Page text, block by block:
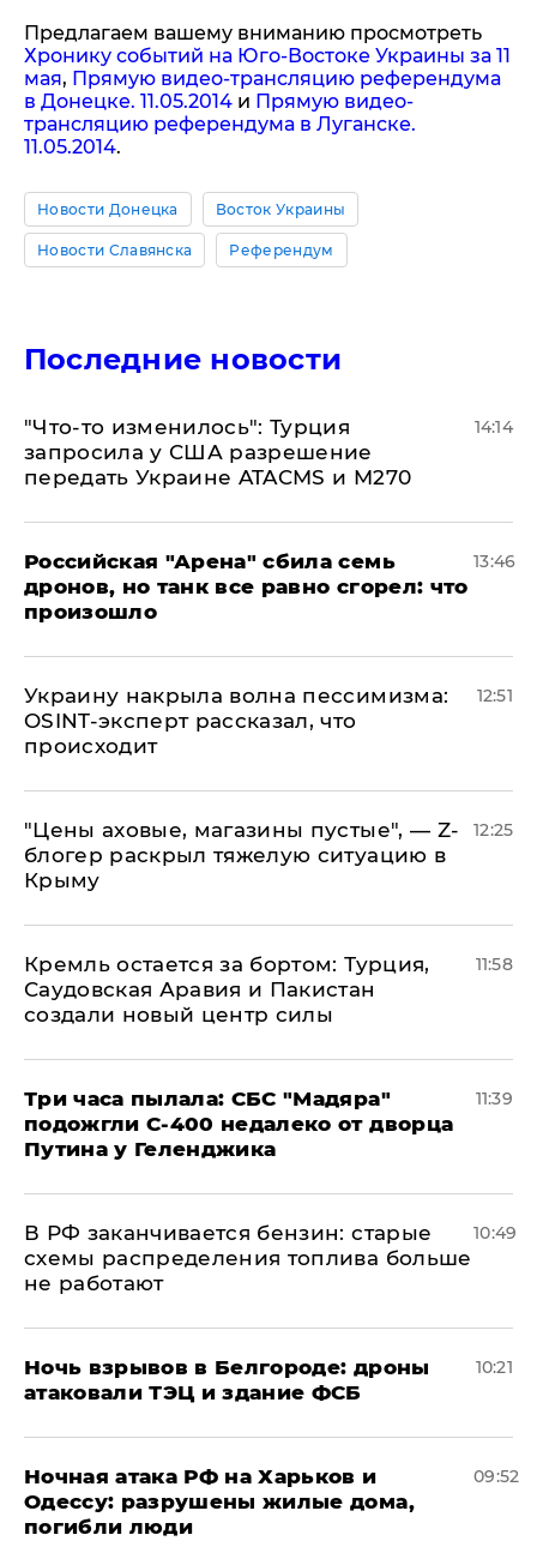
Предлагаем вашему вниманию просмотреть
Хронику событий на Юго-Востоке Украины за 11
мая, Прямую видео-трансляцию референдума
в Донецке. 11.05.2014 и Прямую видео-
трансляцию референдума в Луганске.
11.05.2014.
Новости Донецка Восток Украины
Новости Славянска Референдум
Последние новости
​"Что-то изменилось": Турция
запросила у США разрешение
передать Украине ATACMS и M270
14:14
​Российская "Арена" сбила семь
дронов, но танк все равно сгорел: что
произошло
13:46
​Украину накрыла волна пессимизма:
OSINT-эксперт рассказал, что
происходит
12:51
​"Цены аховые, магазины пустые", — Z-
блогер раскрыл тяжелую ситуацию в
Крыму
12:25
​Кремль остается за бортом: Турция,
Саудовская Аравия и Пакистан
создали новый центр силы
11:58
Три часа пылала: СБС "Мадяра"
подожгли С-400 недалеко от дворца
Путина у Геленджика
11:39
​В РФ заканчивается бензин: старые
схемы распределения топлива больше
не работают
10:49
​Ночь взрывов в Белгороде: дроны
атаковали ТЭЦ и здание ФСБ
10:21
​Ночная атака РФ на Харьков и
Одессу: разрушены жилые дома,
погибли люди
09:52